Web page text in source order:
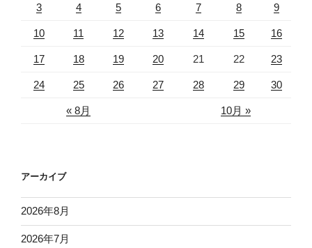
« 8月 10月 »
3 4 5 6 7 8 9
10 11 12 13 14 15 16
17 18 19 20 21 22 23
24 25 26 27 28 29 30
アーカイブ
2026年8月
2026年7月